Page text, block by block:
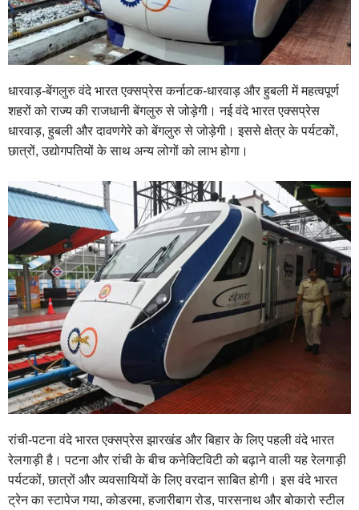
धारवाड़-बेंगलुरु वंदे भारत एक्सप्रेस कर्नाटक-धारवाड़ और हुबली में महत्वपूर्ण
शहरों को राज्य की राजधानी बेंगलुरु से जोड़ेगी। नई वंदे भारत एक्सप्रेस
धारवाड़, हुबली और दावणगेरे को बेंगलुरु से जोड़ेगी। इससे क्षेत्र के पर्यटकों,
छात्रों, उद्योगपतियों के साथ अन्य लोगों को लाभ होगा।
रांची-पटना वंदे भारत एक्सप्रेस झारखंड और बिहार के लिए पहली वंदे भारत
रेलगाड़ी है। पटना और रांची के बीच कनेक्टिविटी को बढ़ाने वाली यह रेलगाड़ी
पर्यटकों, छात्रों और व्यवसायियों के लिए वरदान साबित होगी। इस वंदे भारत
ट्रेन का स्‍टापेज गया, कोडरमा, हजारीबाग रोड, पारसनाथ और बोकारो स्टील